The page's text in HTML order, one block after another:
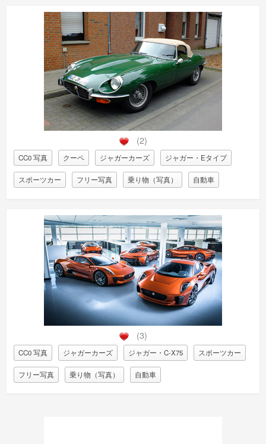
(2)
CC0 写真 クーペ ジャガーカーズ ジャガー・Eタイプ
スポーツカー フリー写真 乗り物（写真） 自動車
(3)
CC0 写真 ジャガーカーズ ジャガー・C-X75 スポーツカー
フリー写真 乗り物（写真） 自動車